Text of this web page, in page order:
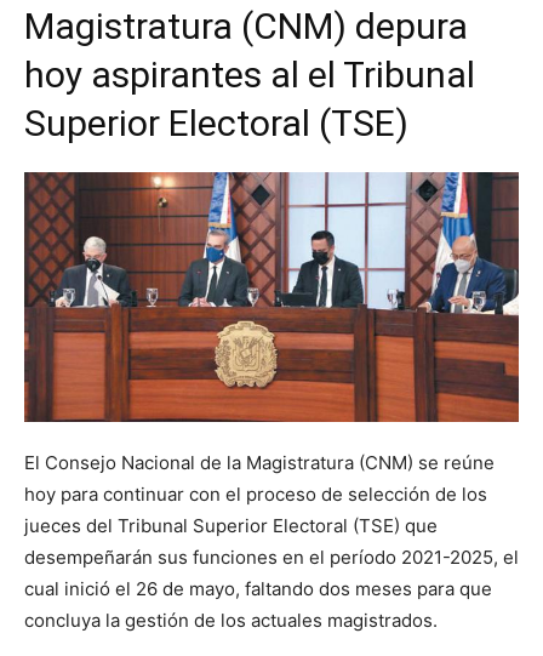
Magistratura (CNM) depura
hoy aspirantes al el Tribunal
Superior Electoral (TSE)
El Consejo Nacional de la Magistratura (CNM) se reúne
hoy para continuar con el proceso de selección de los
jueces del Tribunal Superior Electoral (TSE) que
desempeñarán sus funciones en el período 2021-2025, el
cual inició el 26 de mayo, faltando dos meses para que
concluya la gestión de los actuales magistrados.